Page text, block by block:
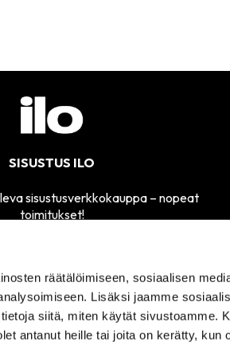
räätälöimiseen, sosiaalisen
Lisäksi jaamme
siitä, miten käytät sivustoamme.
antanut heille tai joita on kerätty, kun
SISUSTUS ILO
sisustusverkkokauppa – nopeat
toimitukset!
SÄHKÖPOSTI
sisustusilo@sisustusilo.fi